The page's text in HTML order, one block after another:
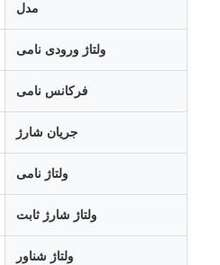
مدل
ولتاژ ورودی نامی
فرکانس نامی
جریان شارژ
ولتاژ نامی
ولتاژ شارژ ثابت
ولتاژ شناور